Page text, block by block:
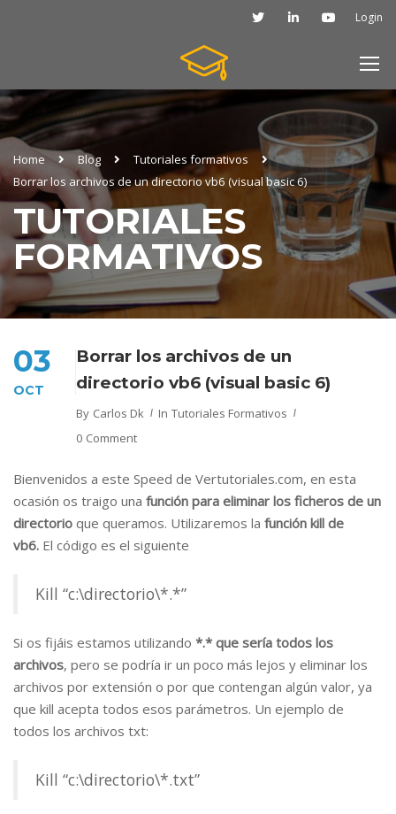
Login
Home Blog
Tutoriales formativos
Borrar los archivos de un directorio vb6 (visual basic 6)
TUTORIALES
FORMATIVOS
03
OCT
Borrar los archivos de un
directorio vb6 (visual basic 6)
By Carlos Dk In Tutoriales Formativos
0 Comment
Bienvenidos a este Speed de Vertutoriales.com, en esta
ocasión os traigo una función para eliminar los ficheros de un
directorio que queramos. Utilizaremos la función kill de
vb6. El código es el siguiente
Kill “c:\directorio\*.*”
Si os fijáis estamos utilizando *.* que sería todos los
archivos, pero se podría ir un poco más lejos y eliminar los
archivos por extensión o por que contengan algún valor, ya
que kill acepta todos esos parámetros. Un ejemplo de
todos los archivos txt:
Kill “c:\directorio\*.txt”